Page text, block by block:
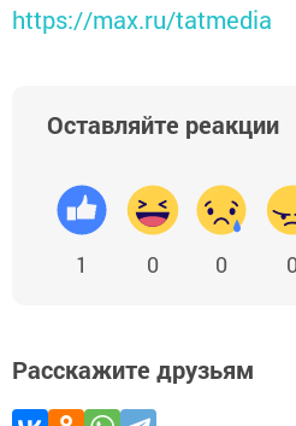
https://max.ru/tatmedia
Оставляйте реакции
1 0 0 0
Расскажите друзьям